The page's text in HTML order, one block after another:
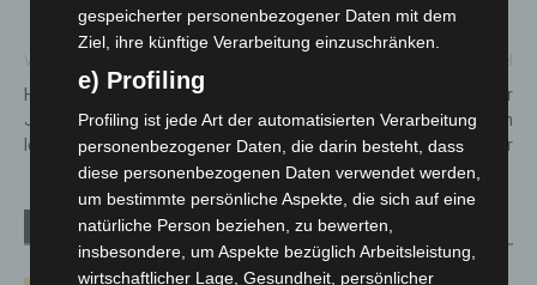
Hannover-Herrenhausen: 18-
Jährige bei Angriff
lebensgefährlich verletzt
IdeenExpo 2026 zieht über
400.000 Besucher nach
Hannover
Verwandte Artikel Mehr vom Autor
gespeicherter personenbezogener Daten mit dem
Ziel, ihre künftige Verarbeitung einzuschränken.
e) Profiling
Profiling ist jede Art der automatisierten Verarbeitung
personenbezogener Daten, die darin besteht, dass
diese personenbezogenen Daten verwendet werden,
um bestimmte persönliche Aspekte, die sich auf eine
natürliche Person beziehen, zu bewerten,
insbesondere, um Aspekte bezüglich Arbeitsleistung,
wirtschaftlicher Lage, Gesundheit, persönlicher